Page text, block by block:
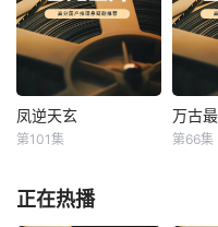
凤逆天玄
凤逆天玄
第101集
万古
第66集
正在热播